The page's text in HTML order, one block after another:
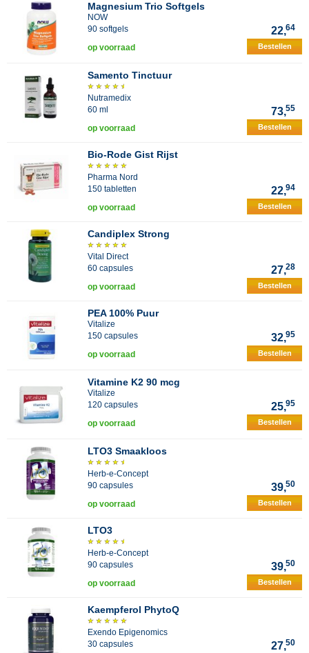
Magnesium Trio Softgels
NOW
90 softgels
22,64
op voorraad Bestellen
Samento Tinctuur
Nutramedix
60 ml
73,55
op voorraad Bestellen
Bio-Rode Gist Rijst
Pharma Nord
150 tabletten
22,94
op voorraad Bestellen
Candiplex Strong
Vital Direct
60 capsules
27,28
op voorraad Bestellen
PEA 100% Puur
Vitalize
150 capsules
32,95
op voorraad Bestellen
Vitamine K2 90 mcg
Vitalize
120 capsules
25,95
op voorraad Bestellen
LTO3 Smaakloos
Herb-e-Concept
90 capsules
39,50
op voorraad Bestellen
LTO3
Herb-e-Concept
90 capsules
39,50
op voorraad Bestellen
Kaempferol PhytoQ
Exendo Epigenomics
30 capsules
27,50